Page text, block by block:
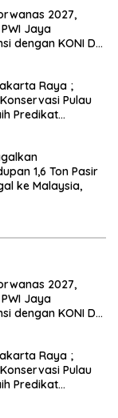
2027,
Jaya
dengan KONI DKI
Raya ;
Pulau
Predikat
1,6 Ton Pasir
ke Malaysia,
2027,
Jaya
dengan KONI DKI
Raya ;
Pulau
Predikat